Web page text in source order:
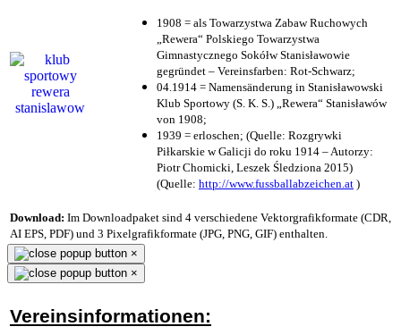
1908 = als Towarzystwa Zabaw Ruchowych
„Rewera“ Polskiego Towarzystwa
Gimnastycznego Sokółw Stanisławowie
gegründet – Vereinsfarben: Rot-Schwarz;
04.1914 = Namensänderung in Stanisławowski
Klub Sportowy (S. K. S.) „Rewera“ Stanisławów
von 1908;
1939 = erloschen; (Quelle: Rozgrywki
Piłkarskie w Galicji do roku 1914 – Autorzy:
Piotr Chomicki, Leszek Śledziona 2015)
(Quelle: http://www.fussballabzeichen.at )
Download: Im Downloadpaket sind 4 verschiedene Vektorgrafikformate (CDR,
AI EPS, PDF) und 3 Pixelgrafikformate (JPG, PNG, GIF) enthalten.
×
×
Vereinsinformationen: